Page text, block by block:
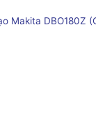
Makita DBO180Z